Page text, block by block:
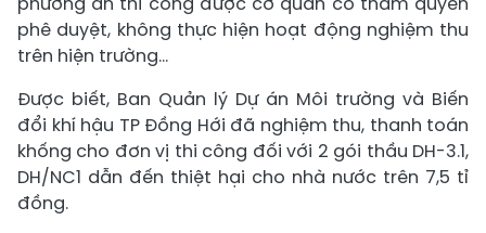
phê duyệt, không thực hiện hoạt động nghiệm thu
trên hiện trường…
Được biết, Ban Quản lý Dự án Môi trường và Biến
đổi khí hậu TP Đồng Hới đã nghiệm thu, thanh toán
khống cho đơn vị thi công đối với 2 gói thầu DH-3.1,
DH/NC1 dẫn đến thiệt hại cho nhà nước trên 7,5 tỉ
đồng.